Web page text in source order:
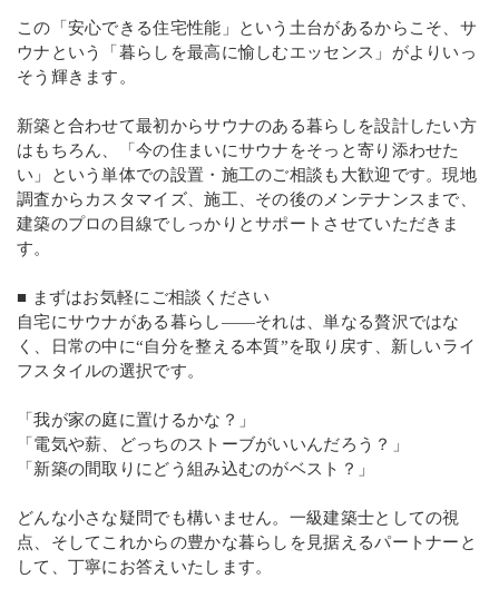
この「安心できる住宅性能」という土台があるからこそ、サ
ウナという「暮らしを最高に愉しむエッセンス」がよりいっ
そう輝きます。
新築と合わせて最初からサウナのある暮らしを設計したい方
はもちろん、「今の住まいにサウナをそっと寄り添わせた
い」という単体での設置・施工のご相談も大歓迎です。現地
調査からカスタマイズ、施工、その後のメンテナンスまで、
建築のプロの目線でしっかりとサポートさせていただきま
す。
■ まずはお気軽にご相談ください
自宅にサウナがある暮らし――それは、単なる贅沢ではな
く、日常の中に“自分を整える本質”を取り戻す、新しいライ
フスタイルの選択です。
「我が家の庭に置けるかな？」
「電気や薪、どっちのストーブがいいんだろう？」
「新築の間取りにどう組み込むのがベスト？」
どんな小さな疑問でも構いません。一級建築士としての視
点、そしてこれからの豊かな暮らしを見据えるパートナーと
して、丁寧にお答えいたします。